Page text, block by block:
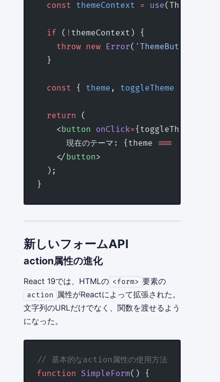
  const
themeContext = use
  if
( ! themeContext) {
    throw
new Error( 'ThemeButtonは
  }
  const
{ theme , toggleTheme
  return
(
    <
button onClick= {toggleTheme}>
      現在のテーマ: {theme
===
    </
button>
  );
}
新しいフォームAPI
action属性の進化
React 19では、HTMLの <form> 要素の
action 属性がReactによって拡張された。
文字列のURLだけでなく、関数を渡せるよう
になった。
// 基本的なaction属性の使用方法
function SimpleForm() {